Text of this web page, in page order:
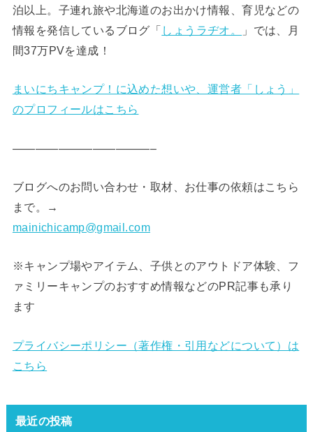
泊以上。子連れ旅や北海道のお出かけ情報、育児などの
情報を発信しているブログ「 しょうラヂオ。
」では、月
間37万PVを達成！
まいにちキャンプ！に込めた想いや、運営者「しょう」
のプロフィールはこちら
————————————–
ブログへのお問い合わせ・取材、お仕事の依頼はこちら
まで。→
mainichicamp@gmail.com
※キャンプ場やアイテム、子供とのアウトドア体験、フ
ァミリーキャンプのおすすめ情報などのPR記事も承り
ます
プライバシーポリシー（著作権・引用などについて）は
こちら
最近の投稿